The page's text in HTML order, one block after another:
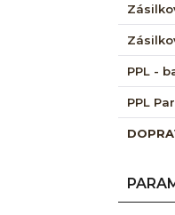
PPL -
PPL